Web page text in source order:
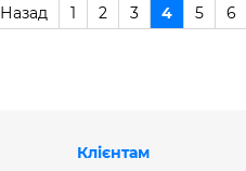
Назад 1 2 3 4 5 6
Клієнтам